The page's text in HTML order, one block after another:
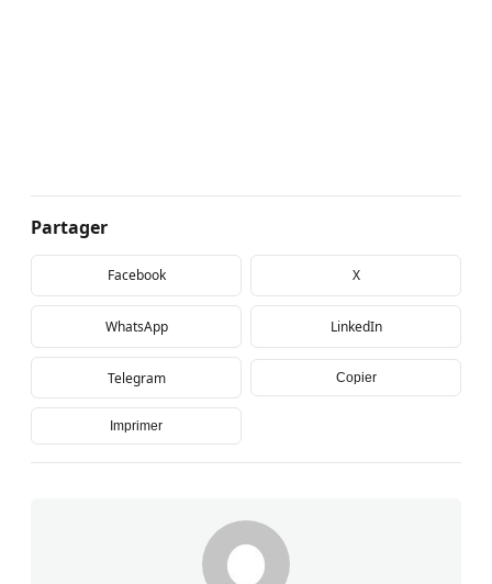
Partager
Facebook X
WhatsApp LinkedIn
Telegram Copier
Imprimer